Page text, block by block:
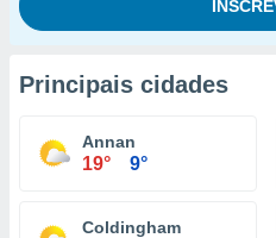
Principais cidades
Annan
19° 9°
Coldingham